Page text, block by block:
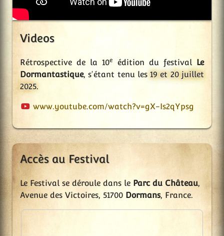
Videos
Rétrospective de la 10e édition du festivalLe
Dormantastique, s'étant tenu les19 et 20 juillet
2025.
www.youtube.com/watch?v=gX-Is2qYpsg
Accès au Festival
Le Festival se déroule dans le Parc du Château,
Avenue des Victoires, 51700 Dormans, France.